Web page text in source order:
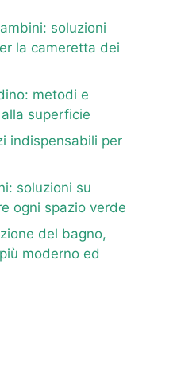
soluzioni
la cameretta dei
metodi e
superficie
indispensabili per
soluzioni su
ogni spazio verde
del bagno,
moderno ed